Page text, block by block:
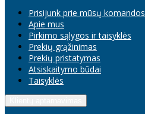
Prisijunk prie mūsų komandos
Apie mus
Pirkimo sąlygos ir taisyklės
Prekių grąžinimas
Prekių pristatymas
Atsiskaitymo būdai
Taisyklės